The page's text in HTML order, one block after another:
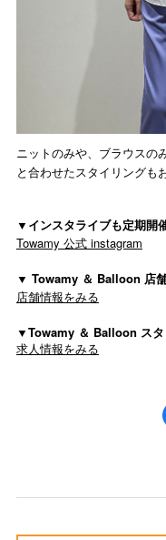
ニットのみや、ブラウスの
と合わせたスタイリングも
▼インスタライブも定期開
Towamy 公式 instagram
▼ Towamy ＆ Balloon 店
店舗情報をみる
▼Towamy ＆ Balloon スタ
求人情報をみる